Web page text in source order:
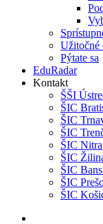
Užitočné
Pýtate sa
EduRadar
Kontakt
ŠŠI
ŠIC
ŠIC
ŠIC
ŠIC Nitra
ŠIC
ŠIC
ŠIC
ŠIC